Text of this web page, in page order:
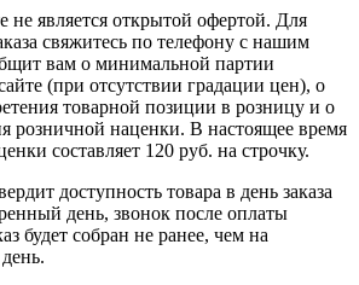
не является открытой офертой. Для
свяжитесь по телефону с нашим
вам о минимальной партии
(при отсутствии градации цен), о
товарной позиции в розницу и о
розничной наценки. В настоящее время
составляет 120 руб. на строчку.
доступность товара в день заказа
день, звонок после оплаты
будет собран не ранее, чем на